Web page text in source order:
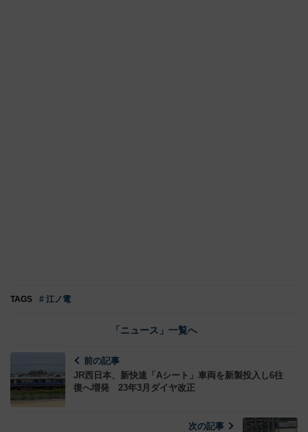
TAGS # 江ノ電
「ニュース」一覧へ
前の記事
JR西日本、新快速「Aシート」車両を新製投入し6往
復へ増発 23年3月ダイヤ改正
次の記事